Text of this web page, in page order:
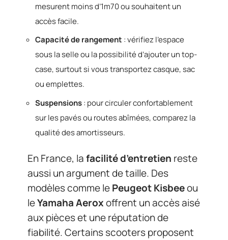
mesurent moins d’1m70 ou souhaitent un
accès facile.
Capacité de rangement : vérifiez l’espace
sous la selle ou la possibilité d’ajouter un top-
case, surtout si vous transportez casque, sac
ou emplettes.
Suspensions: pour circuler confortablement
sur les pavés ou routes abîmées, comparez la
qualité des amortisseurs.
En France, lafacilité d’entretien reste
aussi un argument de taille. Des
modèles comme lePeugeot Kisbeeou
leYamaha Aeroxoffrent un accès aisé
aux pièces et une réputation de
fiabilité. Certains scooters proposent